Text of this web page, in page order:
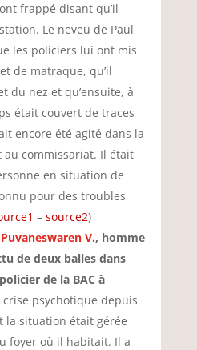
frappé disant qu’il
Le neveu de Paul
les policiers lui ont mis
de matraque, qu’il
du nez et qu’ensuite, à
était couvert de traces
encore été agité dans la
commissariat. Il était
en situation de
pour des troubles
– source2)
Puvaneswaren V., homme
de deux ballesdans
de la BAC à
psychotique depuis
la situation était gérée
foyer où il habitait. Il a